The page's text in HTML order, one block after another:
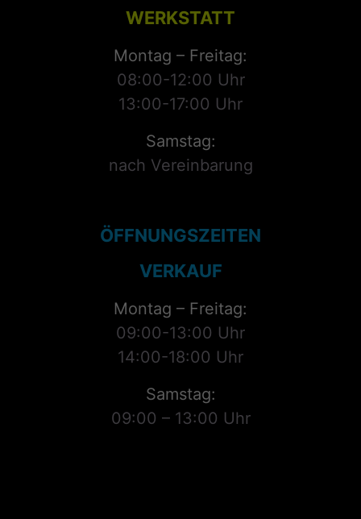
WERKSTATT
Montag – Freitag:
08:00-12:00 Uhr
13:00-17:00 Uhr
Samstag:
nach Vereinbarung
ÖFFNUNGSZEITEN
VERKAUF
Montag – Freitag:
09:00-13:00 Uhr
14:00-18:00 Uhr
Samstag:
09:00 – 13:00 Uhr